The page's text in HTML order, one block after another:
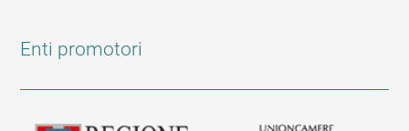
Enti promotori